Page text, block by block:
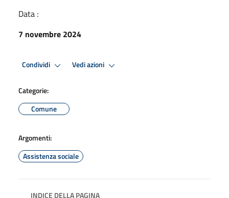
Data :
7 novembre 2024
Condividi Vedi azioni
Categorie:
Comune
Argomenti:
Assistenza sociale
INDICE DELLA PAGINA